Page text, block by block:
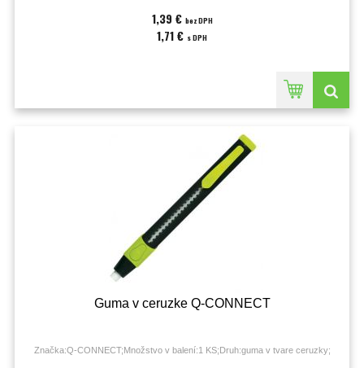
1,39 € bez DPH
1,71 € s DPH
Guma v ceruzke Q-CONNECT
Značka:Q-CONNECT;Množstvo v balení:1 KS;Druh:guma v tvare ceruzky;